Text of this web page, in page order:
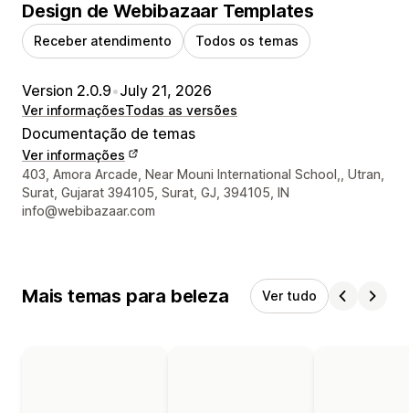
Design de Webibazaar Templates
Receber atendimento Todos os temas
Version 2.0.9•July 21, 2026
Ver informaçõesTodas as versões
Documentação de temas
Ver informações
Informações de contato do designer
403, Amora Arcade, Near Mouni International School,, Utran,
Surat, Gujarat 394105, Surat, GJ, 394105, IN
info@webibazaar.com
Mais temas para beleza Ver tudo